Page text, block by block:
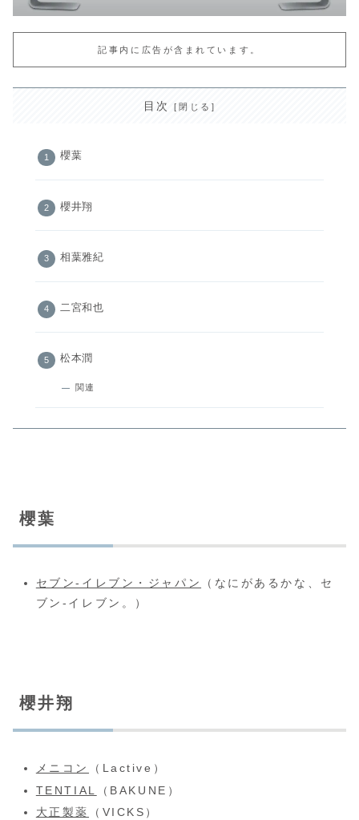
記事内に広告が含まれています。
目次
櫻葉
櫻井翔
相葉雅紀
二宮和也
松本潤
関連
櫻葉
セブン-イレブン・ジャパン
（なにがあるかな、セ
ブン-イレブン。）
櫻井翔
メニコン
（Lactive）
TENTIAL
（BAKUNE）
大正製薬
（VICKS）